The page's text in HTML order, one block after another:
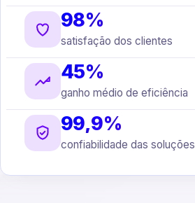
98%
satisfação dos clientes
45%
ganho médio de eficiência
99,9%
confiabilidade das soluções